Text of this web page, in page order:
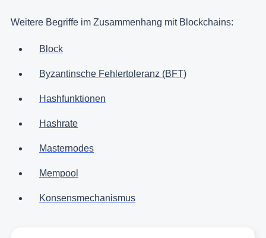
Weitere Begriffe im Zusammenhang mit Blockchains:
Block
Byzantinsche Fehlertoleranz (BFT)
Hashfunktionen
Hashrate
Masternodes
Mempool
Konsensmechanismus